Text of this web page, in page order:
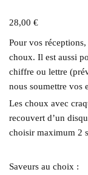
28,00 €
Pour vos
choux. Il est aussi
chiffre ou lettre
nous soumettre vos
Les choux avec
recouvert d’un
choisir maximum 2
Saveurs au choix :